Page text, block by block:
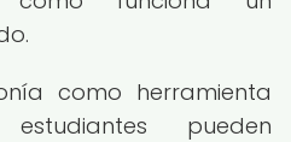
como herramienta
pueden